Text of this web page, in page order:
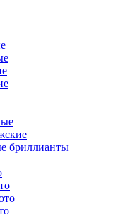
бриллианты